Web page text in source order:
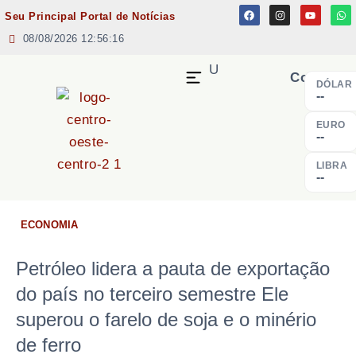
Seu Principal Portal de Notícias
08/08/2026 12:56:16
Cotação
DÓLAR
--
EURO
--
LIBRA
--
MENU
ECONOMIA
Petróleo lidera a pauta de exportação
do país no terceiro semestre Ele
superou o farelo de soja e o minério
de ferro